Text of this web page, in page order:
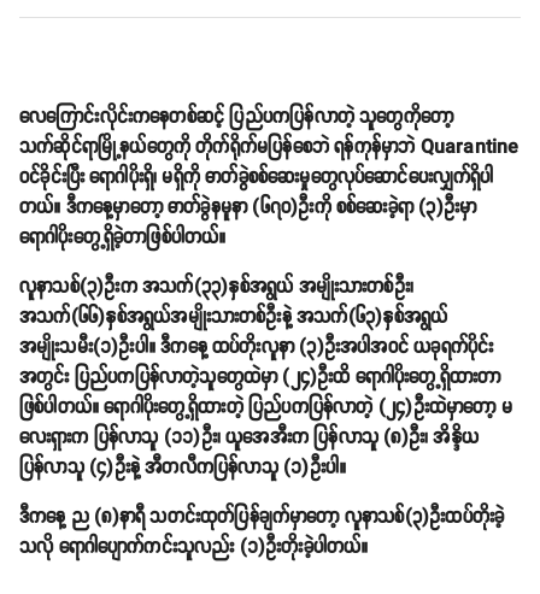
လေကြောင်းလိုင်းကနေတစ်ဆင့် ပြည်ပကပြန်လာတဲ့ သူတွေကိုတော့
သက်ဆိုင်ရာမြို့နယ်တွေကို တိုက်ရိုက်မပြန်စေဘဲ ရန်ကုန်မှာဘဲ Quarantine
ဝင်ခိုင်းပြီး ရောဂါပိုးရှိ၊ မရှိကို ဓာတ်ခွဲစစ်ဆေးမှုတွေလုပ်ဆောင်ပေးလျှက်ရှိပါ
တယ်။ ဒီကနေ့မှာတော့ ဓာတ်ခွဲနမူနာ (၆၇၀)ဦးကို စစ်ဆေးခဲ့ရာ (၃)ဦးမှာ
ရောဂါပိုးတွေ့ရှိခဲ့တာဖြစ်ပါတယ်။
လူနာသစ်(၃)ဦးက အသက်(၃၃)နှစ်အရွယ် အမျိုးသားတစ်ဦး၊
အသက်(၆၆)နှစ်အရွယ်အမျိုးသားတစ်ဦးနဲ့ အသက်(၆၃)နှစ်အရွယ်
အမျိုးသမီး(၁)ဦးပါ။ ဒီကနေ့ ထပ်တိုးလူနာ (၃)ဦးအပါအဝင် ယခုရက်ပိုင်း
အတွင်း ပြည်ပကပြန်လာတဲ့သူတွေထဲမှာ (၂၄)ဦးထိ ရောဂါပိုးတွေ့ရှိထားတာ
ဖြစ်ပါတယ်။ ရောဂါပိုးတွေ့ရှိထားတဲ့ ပြည်ပကပြန်လာတဲ့ (၂၄)ဦးထဲမှာတော့ မ
လေးရှားက ပြန်လာသူ (၁၁)ဦး၊ ယူအေအီးက ပြန်လာသူ (၈)ဦး၊ အိန္ဒိယ
ပြန်လာသူ (၄)ဦးနဲ့ အီတလီကပြန်လာသူ (၁)ဦးပါ။
ဒီကနေ့ ည (၈)နာရီ သတင်းထုတ်ပြန်ချက်မှာတော့ လူနာသစ်(၃)ဦးထပ်တိုးခဲ့
သလို ရောဂါပျောက်ကင်းသူလည်း (၁)ဦးတိုးခဲ့ပါတယ်။